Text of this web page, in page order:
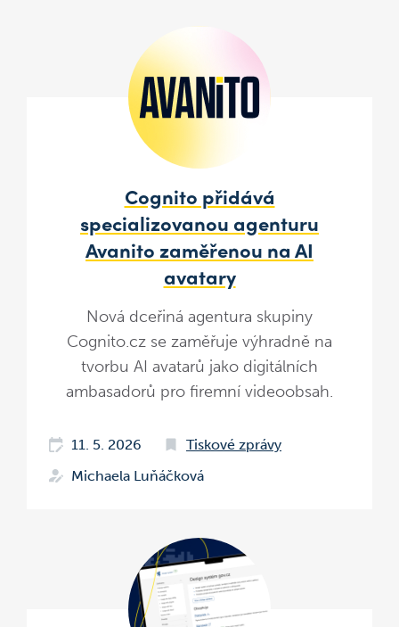
Cognito přidává
specializovanou agenturu
Avanito zaměřenou na AI
avatary
Nová dceřiná agentura skupiny
Cognito.cz se zaměřuje výhradně na
tvorbu AI avatarů jako digitálních
ambasadorů pro firemní videoobsah.
11. 5. 2026
Tiskové zprávy
Michaela Luňáčková